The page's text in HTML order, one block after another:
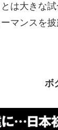
は大きな
マンスを
ボ